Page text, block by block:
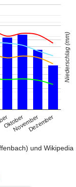
Oktober
NovemberDezember
Niederschlag (mm)
und Wikipedia